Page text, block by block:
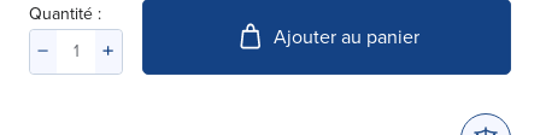
Quantité :
Ajouter au panier